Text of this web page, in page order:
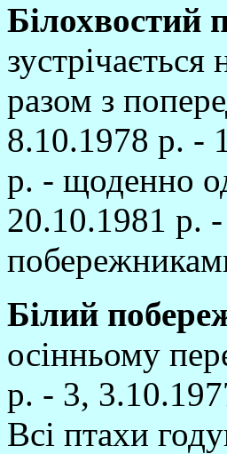
Бiлохвостий
разом з
8.10.1978 р. -
р. - щоденно
20.10.1981 р.
Бiлий
осiнньому
р. - 3,
Всi птахи